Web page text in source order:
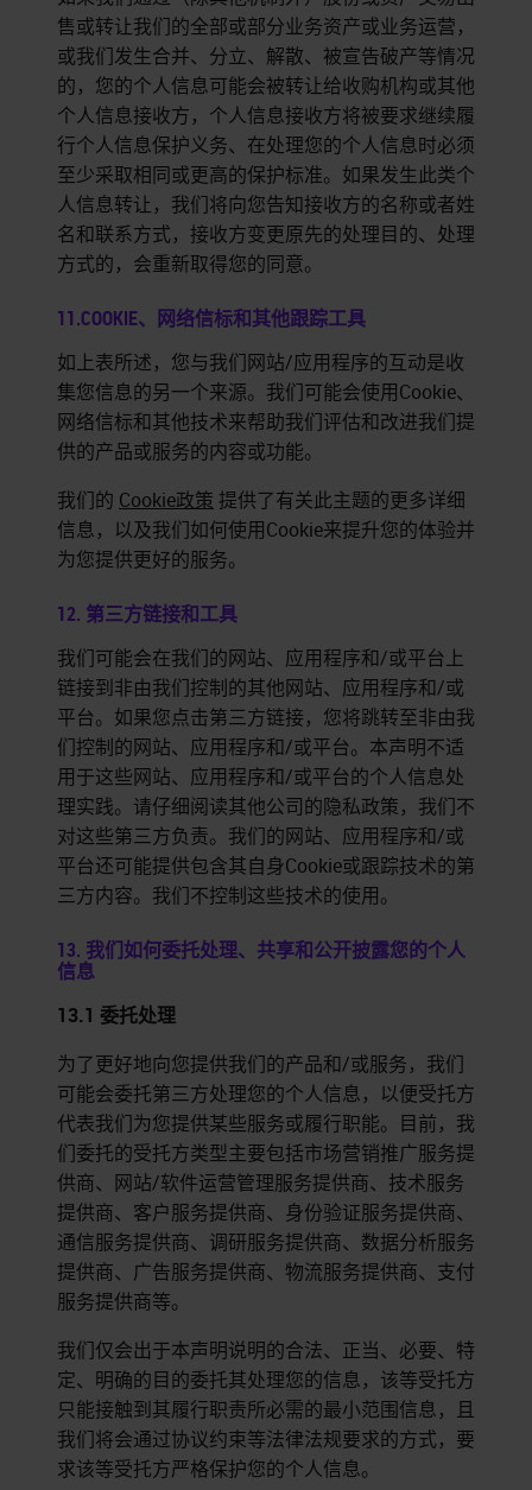
售或转让我们的全部或部分业务资产或业务运营，
或我们发生合并、分立、解散、被宣告破产等情况
的，您的个人信息可能会被转让给收购机构或其他
个人信息接收方，个人信息接收方将被要求继续履
行个人信息保护义务、在处理您的个人信息时必须
至少采取相同或更高的保护标准。如果发生此类个
人信息转让，我们将向您告知接收方的名称或者姓
名和联系方式，接收方变更原先的处理目的、处理
方式的，会重新取得您的同意。
11.COOKIE、网络信标和其他跟踪工具
如上表所述，您与我们网站/应用程序的互动是收
集您信息的另一个来源。我们可能会使用Cookie、
网络信标和其他技术来帮助我们评估和改进我们提
供的产品或服务的内容或功能。
我们的 Cookie政策 提供了有关此主题的更多详细
信息，以及我们如何使用Cookie来提升您的体验并
为您提供更好的服务。
12. 第三方链接和工具
我们可能会在我们的网站、应用程序和/或平台上
链接到非由我们控制的其他网站、应用程序和/或
平台。如果您点击第三方链接，您将跳转至非由我
们控制的网站、应用程序和/或平台。本声明不适
用于这些网站、应用程序和/或平台的个人信息处
理实践。请仔细阅读其他公司的隐私政策，我们不
对这些第三方负责。我们的网站、应用程序和/或
平台还可能提供包含其自身Cookie或跟踪技术的第
三方内容。我们不控制这些技术的使用。
13. 我们如何委托处理、共享和公开披露您的个人
信息
13.1 委托处理
为了更好地向您提供我们的产品和/或服务，我们
可能会委托第三方处理您的个人信息，以便受托方
代表我们为您提供某些服务或履行职能。目前，我
们委托的受托方类型主要包括市场营销推广服务提
供商、网站/软件运营管理服务提供商、技术服务
提供商、客户服务提供商、身份验证服务提供商、
通信服务提供商、调研服务提供商、数据分析服务
提供商、广告服务提供商、物流服务提供商、支付
服务提供商等。
我们仅会出于本声明说明的合法、正当、必要、特
定、明确的目的委托其处理您的信息，该等受托方
只能接触到其履行职责所必需的最小范围信息，且
我们将会通过协议约束等法律法规要求的方式，要
求该等受托方严格保护您的个人信息。